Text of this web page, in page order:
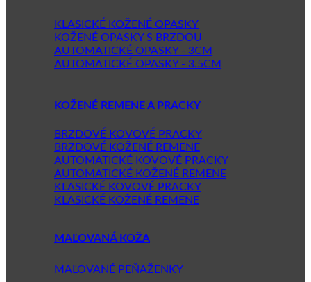
KLASICKÉ KOŽENÉ OPASKY
KOŽENÉ OPASKY S BRZDOU
AUTOMATICKÉ OPASKY - 3CM
AUTOMATICKÉ OPASKY - 3.5CM
KOŽENÉ REMENE A PRACKY
BRZDOVÉ KOVOVÉ PRACKY
BRZDOVÉ KOŽENÉ REMENE
AUTOMATICKÉ KOVOVÉ PRACKY
AUTOMATICKÉ KOŽENÉ REMENE
KLASICKÉ KOVOVÉ PRACKY
KLASICKÉ KOŽENÉ REMENE
MAĽOVANÁ KOŽA
MAĽOVANÉ PEŇAŽENKY